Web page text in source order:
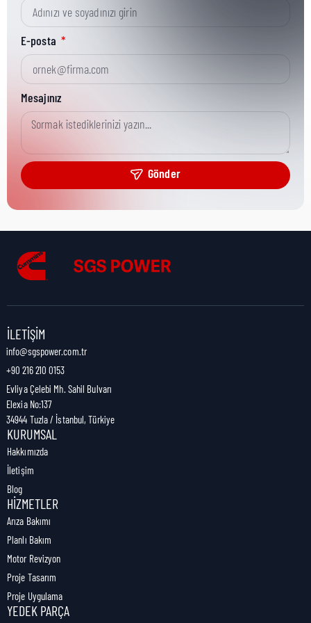
Kısa Parça No:
Ürün Grubu:
Ürün Kategorisi:
Nakliye Yüksekliği:
Nakliye Uzunluğu:
Nakliye Ağırlığı:
E-posta
Mesajınız
Gönder
İLETIŞIM
info@sgspower.com.tr
+90 216 210 0153
Evliya Çelebi Mh. Sahil Bulvarı
Elexia No:137
34944 Tuzla / İstanbul, Türkiye
KURUMSAL
Hakkımızda
İletişim
Blog
HIZMETLER
Arıza Bakımı
Planlı Bakım
Motor Revizyon
Proje Tasarım
Proje Uygulama
YEDEK PARÇA